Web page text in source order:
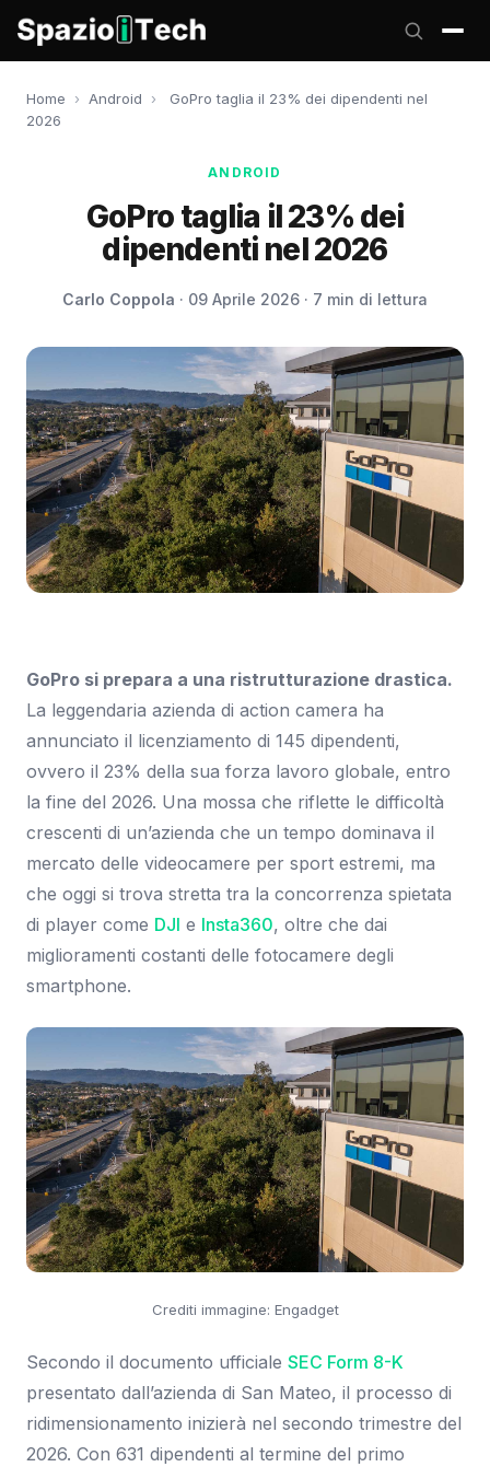
Home › Android ›
GoPro taglia il 23% dei dipendenti nel
2026
ANDROID
GoPro taglia il 23% dei
dipendenti nel 2026
Carlo Coppola · 09 Aprile 2026 · 7 min di lettura
GoPro si prepara a una ristrutturazione drastica.
La leggendaria azienda di action camera ha
annunciato il licenziamento di 145 dipendenti,
ovvero il 23% della sua forza lavoro globale, entro
la fine del 2026. Una mossa che riflette le difficoltà
crescenti di un’azienda che un tempo dominava il
mercato delle videocamere per sport estremi, ma
che oggi si trova stretta tra la concorrenza spietata
di player come DJI e Insta360, oltre che dai
miglioramenti costanti delle fotocamere degli
smartphone.
Crediti immagine: Engadget
Secondo il documento ufficiale SEC Form 8-K
presentato dall’azienda di San Mateo, il processo di
ridimensionamento inizierà nel secondo trimestre del
2026. Con 631 dipendenti al termine del primo